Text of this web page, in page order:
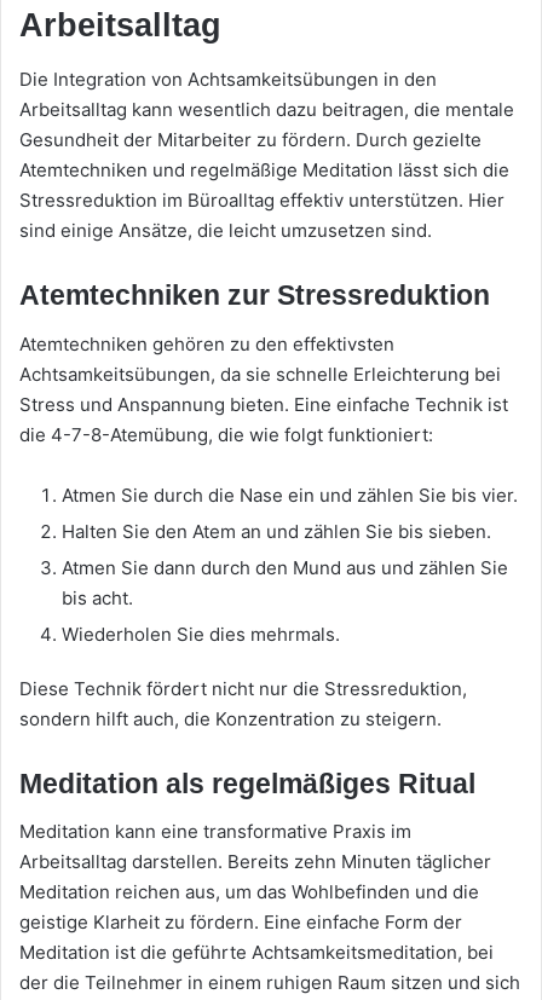
Arbeitsalltag
Die Integration von Achtsamkeitsübungen in den
Arbeitsalltag kann wesentlich dazu beitragen, die mentale
Gesundheit der Mitarbeiter zu fördern. Durch gezielte
Atemtechniken und regelmäßige Meditation lässt sich die
Stressreduktion im Büroalltag effektiv unterstützen. Hier
sind einige Ansätze, die leicht umzusetzen sind.
Atemtechniken zur Stressreduktion
Atemtechniken gehören zu den effektivsten
Achtsamkeitsübungen, da sie schnelle Erleichterung bei
Stress und Anspannung bieten. Eine einfache Technik ist
die 4-7-8-Atemübung, die wie folgt funktioniert:
Atmen Sie durch die Nase ein und zählen Sie bis vier.
Halten Sie den Atem an und zählen Sie bis sieben.
Atmen Sie dann durch den Mund aus und zählen Sie
bis acht.
Wiederholen Sie dies mehrmals.
Diese Technik fördert nicht nur die Stressreduktion,
sondern hilft auch, die Konzentration zu steigern.
Meditation als regelmäßiges Ritual
Meditation kann eine transformative Praxis im
Arbeitsalltag darstellen. Bereits zehn Minuten täglicher
Meditation reichen aus, um das Wohlbefinden und die
geistige Klarheit zu fördern. Eine einfache Form der
Meditation ist die geführte Achtsamkeitsmeditation, bei
der die Teilnehmer in einem ruhigen Raum sitzen und sich